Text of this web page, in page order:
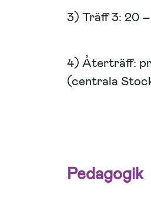
3) Träff 3: 20
4) Återträff:
(centrala
Pedagogik